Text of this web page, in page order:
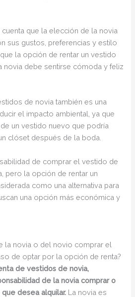
que la elección de la novia
sus gustos, preferencias y estilo
la opción de rentar un vestido
novia debe sentirse cómoda y feliz
de novia también es una
el impacto ambiental, ya que
un vestido nuevo que podría
clóset después de la boda.
de comprar el vestido de
pero la opción de rentar un
como una alternativa para
una opción más económica y
la novia o del novio comprar el
de optar por la opción de renta?
de vestidos de novia,
de la novia comprar o
desea alquilar. La novia es